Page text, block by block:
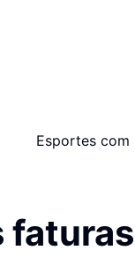
Esportes com